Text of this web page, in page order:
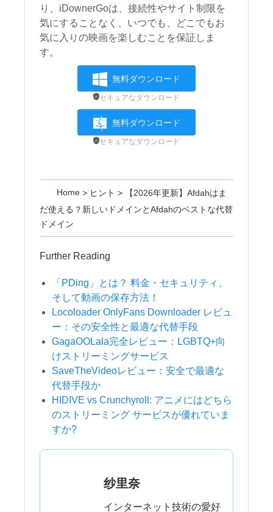
り、iDownerGoは、接続性やサイト制限を
気にすることなく、いつでも、どこでもお
気に入りの映画を楽しむことを保証しま
す。
無料ダウンロード
セキュアなダウンロード
無料ダウンロード
セキュアなダウンロード
Home > ヒント >
【2026年更新】Afdahはま
だ使える？新しいドメインとAfdahのベストな代替
ドメイン
Further Reading
「PDing」とは？ 料金・セキュリティ、
そして動画の保存方法！
Locoloader OnlyFans Downloader レビュ
ー：その安全性と最適な代替手段
GagaOOLala完全レビュー：LGBTQ+向
けストリーミングサービス
SaveTheVideoレビュー：安全で最適な
代替手段か
HIDIVE vs Crunchyroll: アニメにはどちら
のストリーミング サービスが優れていま
すか?
纱里奈
インターネット技術の愛好